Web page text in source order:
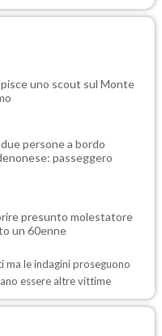
uno scout sul Monte
persone a bordo
passeggero
presunto molestatore
un 60enne
ma le indagini proseguono
essere altre vittime